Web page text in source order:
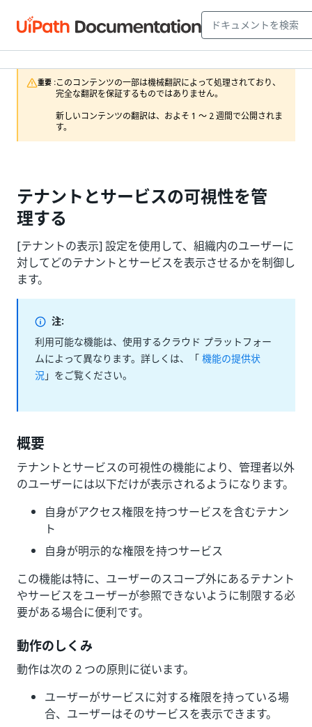
重要 :このコンテンツの一部は機械翻訳によって処理されており、
完全な翻訳を保証するものではありません。
新しいコンテンツの翻訳は、およそ 1 ～ 2 週間で公開されま
す。
テナントとサービスの可視性を管
理する
[テナントの表示] 設定を使用して、組織内のユーザーに
対してどのテナントとサービスを表示させるかを制御し
ます。
注:
利用可能な機能は、使用するクラウド プラットフォー
ムによって異なります。詳しくは、「機能の提供状
況」をご覧ください。
概要
テナントとサービスの可視性の機能により、管理者以外
のユーザーには以下だけが表示されるようになります。
自身がアクセス権限を持つサービスを含むテナン
ト
自身が明示的な権限を持つサービス
この機能は特に、ユーザーのスコープ外にあるテナント
やサービスをユーザーが参照できないように制限する必
要がある場合に便利です。
動作のしくみ
動作は次の 2 つの原則に従います。
ユーザーがサービスに対する権限を持っている場
合、ユーザーはそのサービスを表示できます。